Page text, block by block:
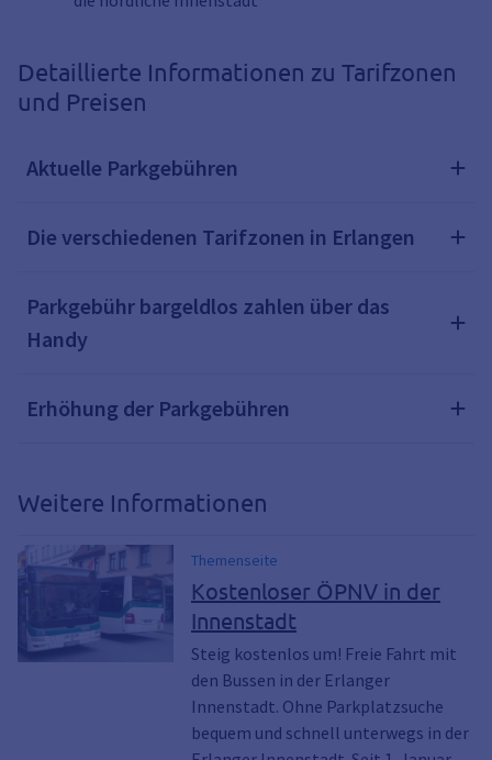
Detaillierte Informationen zu Tarifzonen
und Preisen
Aktuelle Parkgebühren
Die verschiedenen Tarifzonen in Erlangen
Parkgebühr bargeldlos zahlen über das
Handy
Erhöhung der Parkgebühren
Weitere Informationen
Themenseite
Kostenloser ÖPNV in der
Innenstadt
Steig kostenlos um! Freie Fahrt mit
den Bussen in der Erlanger
Innenstadt. Ohne Parkplatzsuche
bequem und schnell unterwegs in der